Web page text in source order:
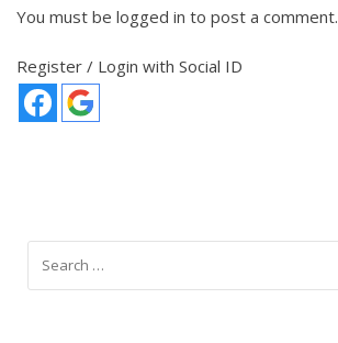
You must be logged in to post a comment.
Register / Login with Social ID